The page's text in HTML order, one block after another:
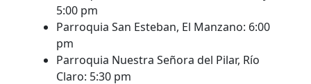
5:00 pm
Parroquia San Esteban, El Manzano: 6:00
pm
Parroquia Nuestra Señora del Pilar, Río
Claro: 5:30 pm